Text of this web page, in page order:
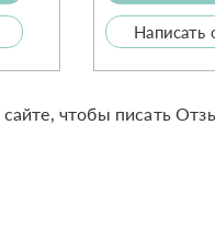
Написать
чтобы писать